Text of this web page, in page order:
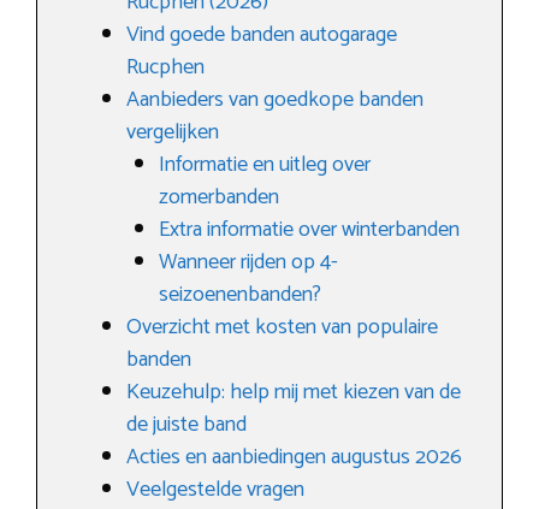
Vind goede banden autogarage
Rucphen
Aanbieders van goedkope banden
vergelijken
Informatie en uitleg over
zomerbanden
Extra informatie over winterbanden
Wanneer rijden op 4-
seizoenenbanden?
Overzicht met kosten van populaire
banden
Keuzehulp: help mij met kiezen van de
de juiste band
Acties en aanbiedingen augustus 2026
Veelgestelde vragen